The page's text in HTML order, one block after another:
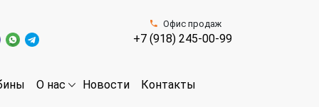
Офис продаж
+7 (918) 245-00-99
О нас Новости Контакты